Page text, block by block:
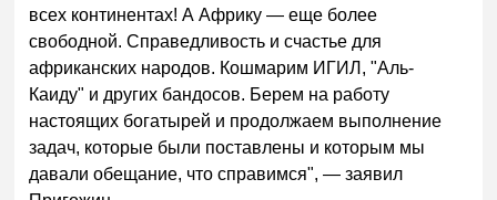
всех континентах! А Африку — еще более
свободной. Справедливость и счастье для
африканских народов. Кошмарим ИГИЛ, "Аль-
Каиду" и других бандосов. Берем на работу
настоящих богатырей и продолжаем выполнение
задач, которые были поставлены и которым мы
давали обещание, что справимся", — заявил